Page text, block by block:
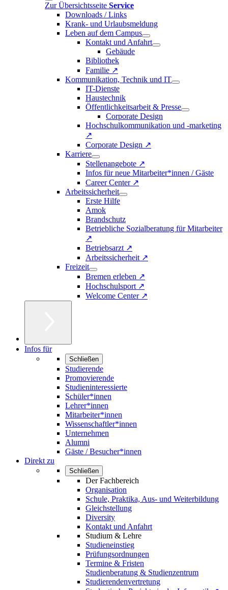
Zur Übersichtsseite Service
Downloads / Links
Krank- und Urlaubsmeldung
Leben auf dem Campus
Kontakt und Anfahrt
Gebäude
Bibliothek
Familie ↗
Kommunikation, Technik und IT
IT-Dienste
Haustechnik
Öffentlichkeitsarbeit & Presse
Corporate Design
Hochschulkommunikation und -marketing
↗
Corporate Design ↗
Karriere
Stellenangebote ↗
Infos für neue Mitarbeiter*innen / Gäste
Career Center ↗
Arbeitssicherheit
Erste Hilfe
Amok
Brandschutz
Betriebliche Sozialberatung für Mitarbeiter
↗
Betriebsarzt ↗
Arbeitssicherheit ↗
Freizeit
Bremen erleben ↗
Hochschulsport ↗
Welcome Center ↗
Infos für
Schließen
Studierende
Promovierende
Studieninteressierte
Schüler*innen
Lehrer*innen
Mitarbeiter*innen
Wissenschaftler*innen
Unternehmen
Alumni
Gäste / Besucher*innen
Direkt zu
Schließen
Der Fachbereich
Organisation
Schule, Praktika, Aus- und Weiterbildung
Gleichstellung
Diversity
Kontakt und Anfahrt
Studium & Lehre
Studieneinstieg
Prüfungsordnungen
Termine & Fristen
Studienberatung & Studienzentrum
Studierendenvertretung